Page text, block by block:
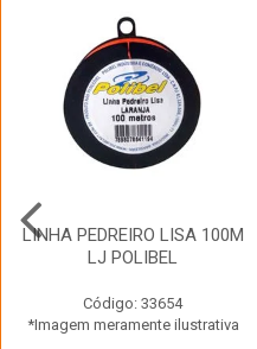
LINHA PEDREIRO LISA 100M
LJ POLIBEL
Código: 33654
*Imagem meramente ilustrativa